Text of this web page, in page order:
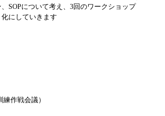
SOPについて考え、3回のワークショップ
にしていきます
作戦会議）